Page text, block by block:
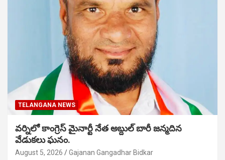
TELANGANA NEWS
వర్నిలో కాంగ్రెస్ మైనార్టీ నేత అబ్దుల్ బారీ జన్మదిన
వేడుకలు ఘనం.
August 5, 2026 Gajanan Gangadhar Bidkar